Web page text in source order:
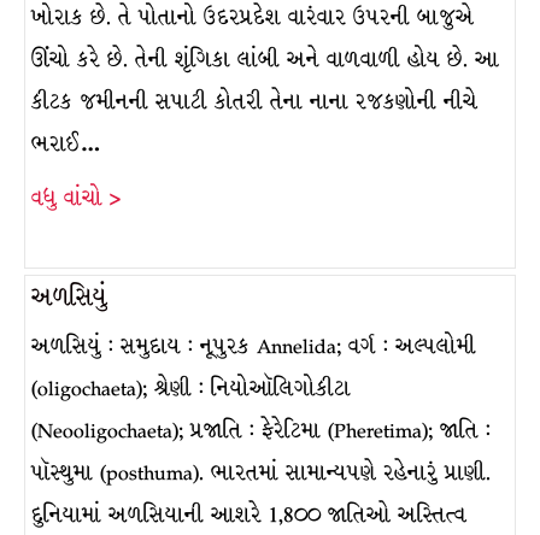
ખોરાક છે. તે પોતાનો ઉદરપ્રદેશ વારંવાર ઉપરની બાજુએ
ઊંચો કરે છે. તેની શૃંગિકા લાંબી અને વાળવાળી હોય છે. આ
કીટક જમીનની સપાટી કોતરી તેના નાના રજકણોની નીચે
ભરાઈ…
વધુ વાંચો >
અળસિયું
અળસિયું : સમુદાય : નૂપુરક Annelida; વર્ગ : અલ્પલોમી
(oligochaeta); શ્રેણી : નિયોઑલિગોકીટા
(Neooligochaeta); પ્રજાતિ : ફેરેટિમા (Pheretima); જાતિ :
પૉસ્થુમા (posthuma). ભારતમાં સામાન્યપણે રહેનારું પ્રાણી.
દુનિયામાં અળસિયાની આશરે 1,8૦૦ જાતિઓ અસ્તિત્વ